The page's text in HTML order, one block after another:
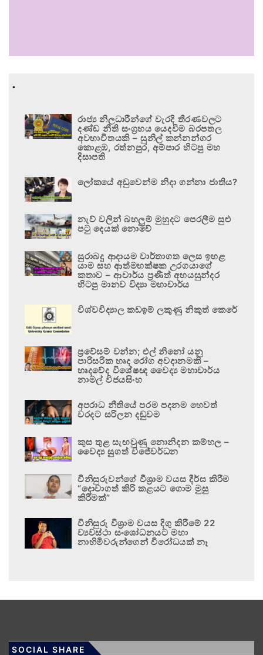
.
රාජ්‍ය නිලධාරීන්ගේ වැරදි තීරණවලට
දණ්ඩ නීති සංග්‍රහය යෙදවීම බරපතල
අවභාවිතයකි – සුනිල් කන්නන්ගර
කොළඹ, රත්නපුර, අම්පාර හිටපු මහ
දිසාපති
ලෝකයේ අඩුවෙන්ම නිදා ගන්නා ජාතිය?
නැව් වලින් බහලුම් මුහුදට පෙරලීම සුළු
පටු දෙයක් නොවේ
සුරාබදු ආදායම වාර්තාගත ලෙස ඉහළ
යාම සහ ආත්මභක්ෂක උරගයාගේ
කතාව – ආචාර්ය ප්‍රණීත් අභයසුන්දර
හිටපු මානව විද්‍යා මහාචාර්ය
විශ්වවිද්‍යාල කඩඉම් ලකුණු නිකුත් කෙරේ
ප්‍රවේසම් වන්න; එල් නිනෝ යනු
පාරිසරික හෘද රෝග අවදානමකි –
හෘදවේද විශේෂඥ වෛද්‍ය මහාචාර්ය
නාමල් විජයසිංහ
අපරාධ නීතියේ පරම පදනම හෙවත්
වරදට සරිලන දඬුවම
කුස තුළ සැඟවුණු නොනිදන කම්හල –
වෛද්‍ය සුගත් විජේවර්ධන
විනිසුරුවන්ගේ විශ්‍රාම වයස දීර්ඝ කිරීම
“දොවාගත් කිරි කළයට ගොම මුසු
කිරීමක්”
විනිසුරු විශ්‍රාම වයස දිගු කිරීමේ 22
ව්‍යවස්ථා සංශෝධනයට මහා
නාහිමිවරුන්ගෙන් විරෝධයක් නෑ
SOCIAL SHARE